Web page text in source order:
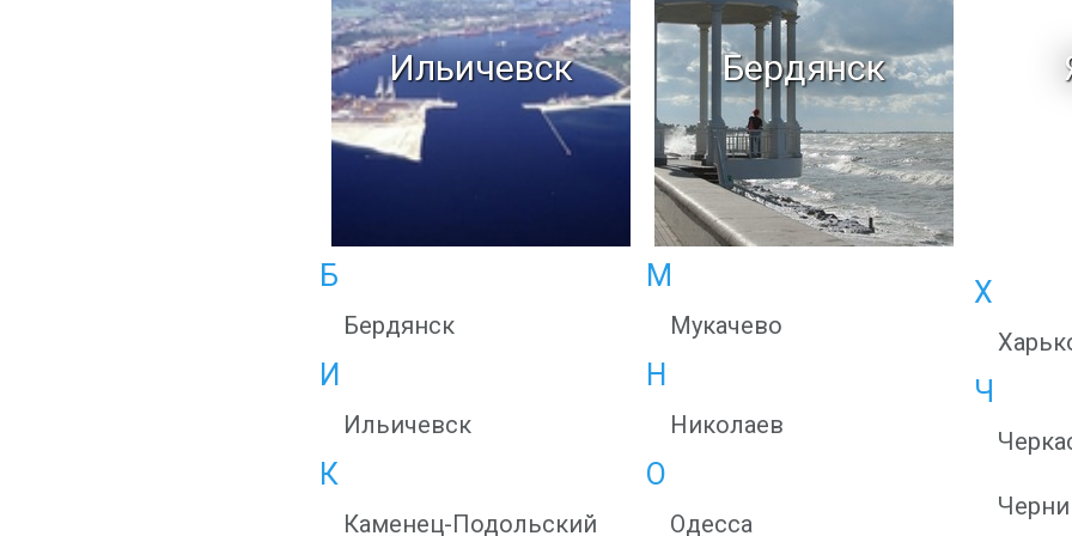
Ильичевск Бердянск
Б
Бердянск
И
Ильичевск
К
Каменец-Подольский
М
Мукачево
Н
Николаев
О
Одесса
Х
Ч